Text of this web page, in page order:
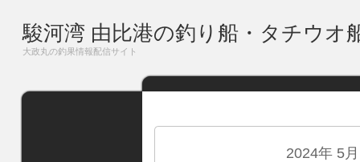
駿河湾 由比港の釣り船・タチウオ
大政丸の釣果情報配信サイト
2024年 5